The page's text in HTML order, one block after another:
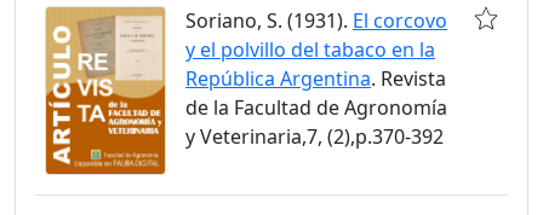
Soriano, S. (1931). El corcovo
y el polvillo del tabaco en la
República Argentina. Revista
de la Facultad de Agronomía
y Veterinaria,7, (2),p.370-392